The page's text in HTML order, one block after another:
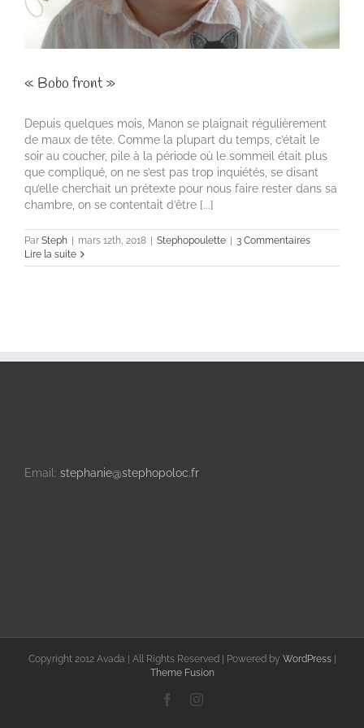
« Bobo front »
Depuis quelques mois, Manon se plaignait régulièrement
de maux de tête. Comme la plupart du temps, c’était le
soir au coucher, pile à la période où le sommeil était plus
que compliqué, on ne s’est pas trop inquiétés, se disant
qu’elle cherchait un prétexte pour nous faire rester dans sa
chambre, on se contentait d’être [...]
Par Steph | mars 12th, 2018 | Stephopoulette | 3 Commentaires
Lire la suite
Email: stephanie@stephopoloc.fr
Copyright 2012 Avada | All Rights Reserved | Powered by WordPress|
Theme Fusion
FacebookInstagram